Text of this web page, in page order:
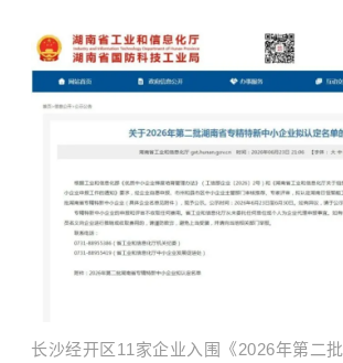
长沙经开区11家企业入围《2026年第二